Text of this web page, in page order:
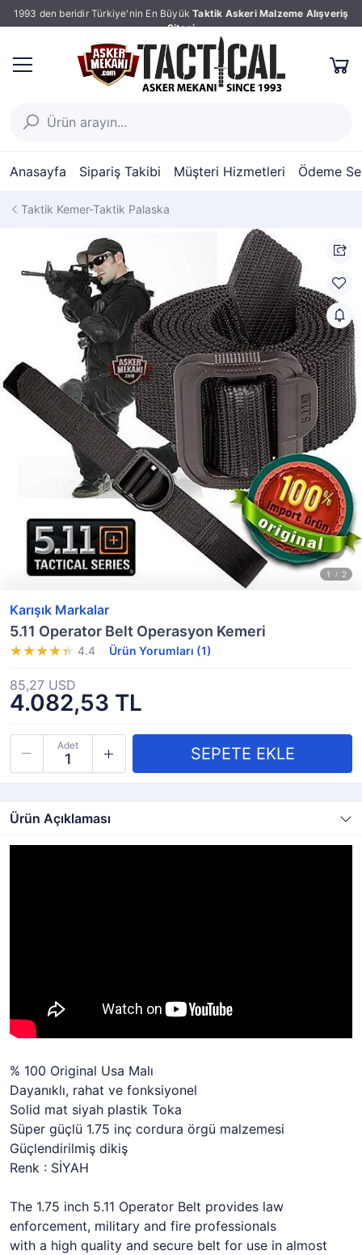
1993 den beridir Türkiye'nin En Büyük Taktik Askeri Malzeme Alışveriş
Sitesi
Anasayfa Sipariş Takibi Müşteri Hizmetleri Ödeme
Taktik Kemer-Taktik Palaska
Karışık Markalar
5.11 Operator Belt Operasyon Kemeri
4.4 Ürün Yorumları (1)
4.082,53 TL
85,27 USD
Adet
Ürün Açıklaması
% 100 Original Usa Malı
Dayanıklı, rahat ve fonksiyonel
Solid mat siyah plastik Toka
Süper güçlü 1.75 inç cordura örgü malzemesi
Güçlendirilmiş dikiş
Renk : SİYAH
The 1.75 inch 5.11 Operator Belt provides law
enforcement, military and fire professionals
with a high quality and secure belt for use in almost